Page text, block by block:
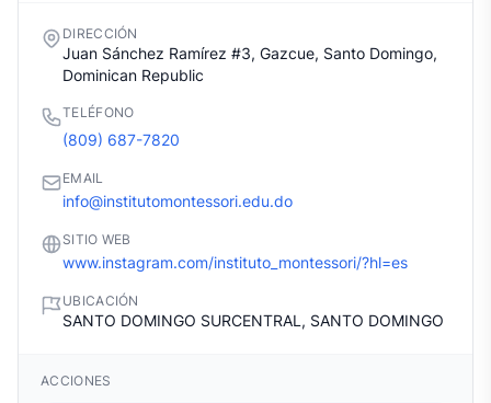
DIRECCIÓN
Juan Sánchez Ramírez #3, Gazcue, Santo Domingo,
Dominican Republic
TELÉFONO
(809) 687-7820
EMAIL
info@institutomontessori.edu.do
SITIO WEB
www.instagram.com/instituto_montessori/?hl=es
UBICACIÓN
SANTO DOMINGO SURCENTRAL, SANTO DOMINGO
ACCIONES